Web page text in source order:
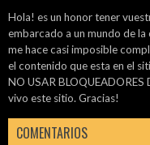
Hola! es un honor tener
embarcado a un mundo de
me hace casi imposible
el contenido que esta en el
NO USAR
vivo este sitio. Gracias!
COMENTARIOS